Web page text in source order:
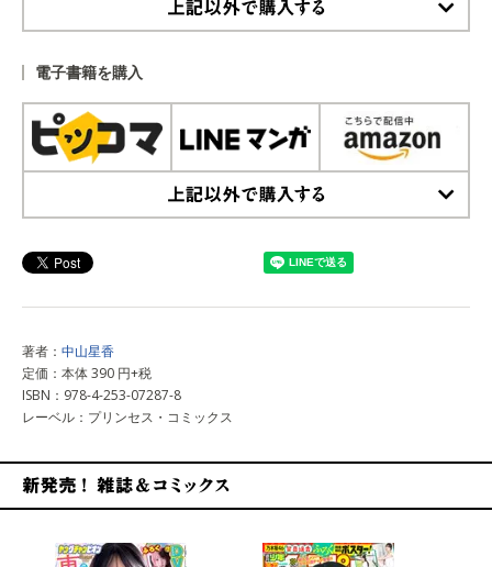
電子書籍を購入
著者： 中山星香
定価：本体 390 円+税
ISBN：978-4-253-07287-8
レーベル：プリンセス・コミックス